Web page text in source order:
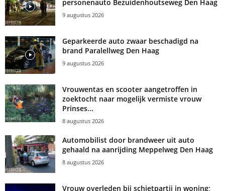
personenauto Bezuidenhoutseweg Den Haag
9 augustus 2026
Geparkeerde auto zwaar beschadigd na
brand Paralellweg Den Haag
9 augustus 2026
Vrouwentas en scooter aangetroffen in
zoektocht naar mogelijk vermiste vrouw
Prinses...
8 augustus 2026
Automobilist door brandweer uit auto
gehaald na aanrijding Meppelweg Den Haag
8 augustus 2026
Vrouw overleden bij schietpartij in woning;